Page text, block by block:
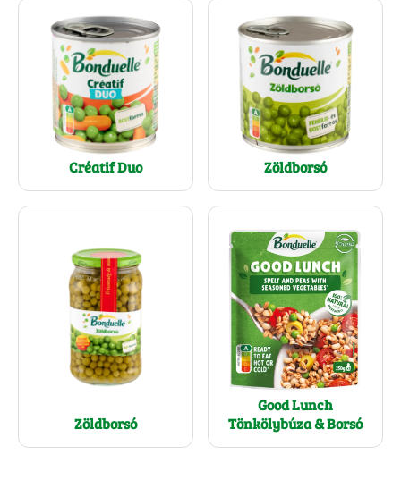
Créatif Duo Zöldborsó
Zöldborsó
Good Lunch
Tönkölybúza & Borsó